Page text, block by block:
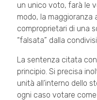
un unico voto, farà le
modo, la maggioranza
comproprietari di una
“falsata” dalla
La sentenza citata
principio. Si precisa
unità all’interno dello
ogni caso votare come